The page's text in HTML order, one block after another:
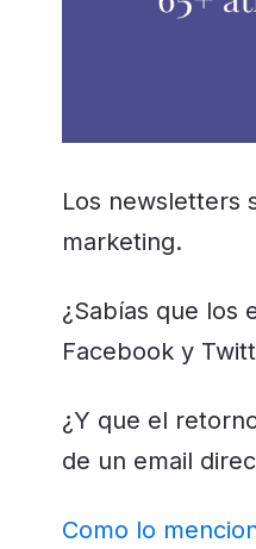
Los newsletters
marketing.
¿Sabías que los
Facebook y
¿Y que el
de un email
Como lo